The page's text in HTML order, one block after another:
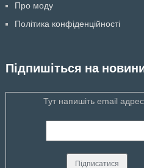
Про моду
Політика конфіденційності
Підпишіться на
Тут напишіть email